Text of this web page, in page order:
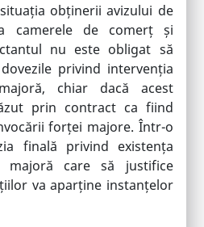
obținerii avizului de
camerele de comerț și
nu este obligat să
privind intervenția
chiar dacă acest
prin contract ca fiind
forței majore. Într-o
finală privind existența
care să justifice
va aparține instanțelor